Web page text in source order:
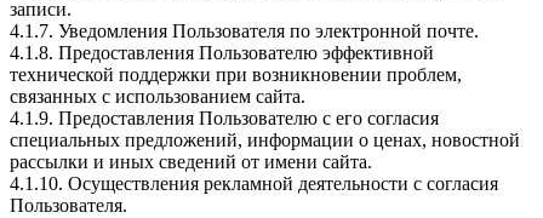
записи.
4.1.7. Уведомления Пользователя по электронной почте.
4.1.8. Предоставления Пользователю эффективной
технической поддержки при возникновении проблем,
связанных с использованием сайта.
4.1.9. Предоставления Пользователю с его согласия
специальных предложений, информации о ценах, новостной
рассылки и иных сведений от имени сайта.
4.1.10. Осуществления рекламной деятельности с согласия
Пользователя.